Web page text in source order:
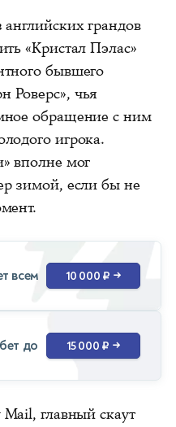
грандов
«Кристал Пэлас»
бывшего
Роверс», чья
обращение с ним
игрока.
вполне мог
зимой, если бы не
всем 10 000 ₽ →
до 15 000 ₽ →
главный скаут